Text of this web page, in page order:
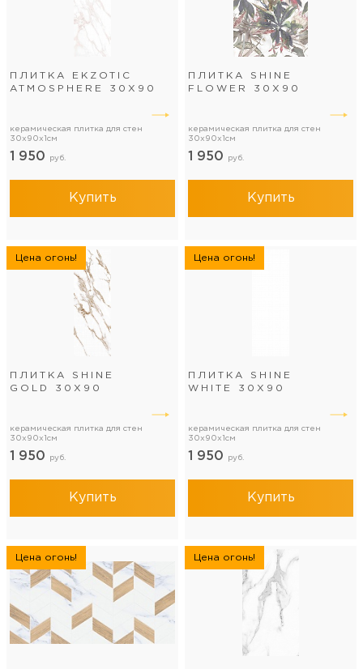
ПЛИТКА EKZOTIC
ATMOSPHERE 30Х90
керамическая плитка для стен
30x90x1см
1 950 руб.
Купить
ПЛИТКА SHINE
FLOWER 30Х90
керамическая плитка для стен
30x90x1см
1 950 руб.
Купить
Цена огонь!
ПЛИТКА SHINE
GOLD 30Х90
керамическая плитка для стен
30x90x1см
1 950 руб.
Купить
Цена огонь!
ПЛИТКА SHINE
WHITE 30Х90
керамическая плитка для стен
30x90x1см
1 950 руб.
Купить
Цена огонь! Цена огонь!